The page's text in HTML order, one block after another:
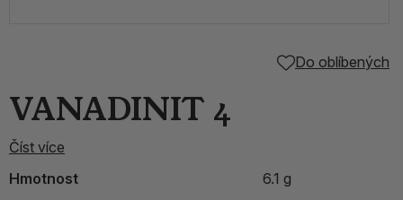
Do oblíbených
VANADINIT 4
Číst více
Hmotnost
6.1 g